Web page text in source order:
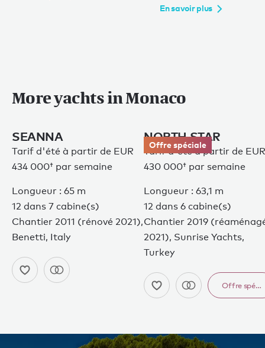
En savoir plus
More yachts in Monaco
SEANNA
Tarif d'été à partir de EUR
434 000† par semaine
Longueur : 65 m
12 dans 7 cabine(s)
Chantier 2011 (rénové 2021),
Benetti, Italy
Offre spéciale
NORTH STAR
Tarif d'été à partir de EUR
430 000† par semaine
Longueur : 63,1 m
12 dans 6 cabine(s)
Chantier 2019
2021), Sunrise Yachts,
Turkey
Offre